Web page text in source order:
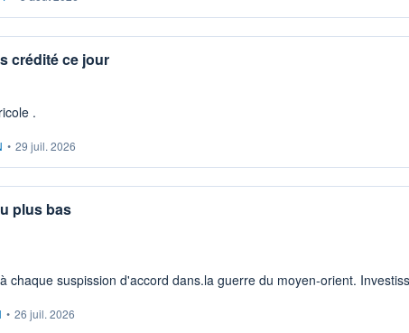
crédité ce jour
.
• 29 juil. 2026
plus bas
chaque suspission d'accord dans.la guerre du moyen-orient.
• 26 juil. 2026